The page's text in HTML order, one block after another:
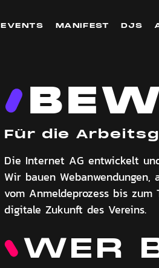
EVENTS MANIFEST DJS
Für die
Die Internet AG entwickelt
Wir bauen
vom Anmeldeprozess bis
digitale Zukunft des Vereins.
WER